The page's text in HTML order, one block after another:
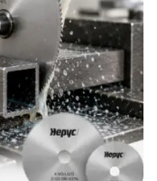
deseos